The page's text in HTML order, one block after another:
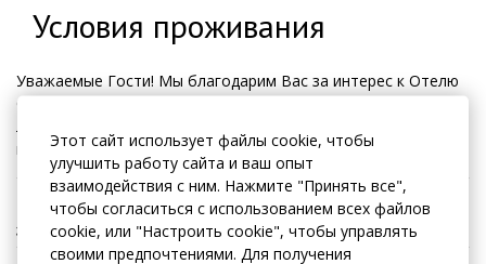
Этот сайт использует файлы cookie, чтобы
улучшить работу сайта и ваш опыт
взаимодействия с ним. Нажмите "Принять все",
чтобы согласиться с использованием всех файлов
cookie, или "Настроить cookie", чтобы управлять
своими предпочтениями. Для получения
Условия проживания
Уважаемые Гости! Мы благодарим Вас за интерес к Отелю
Охотник Орион хотелс . Мы рады предложить Вам услуги
лучшего качества! Наша команда профессионалов создаст
все условия для вашего наилучшего отдыха.
Регистрация
заезда
15:00